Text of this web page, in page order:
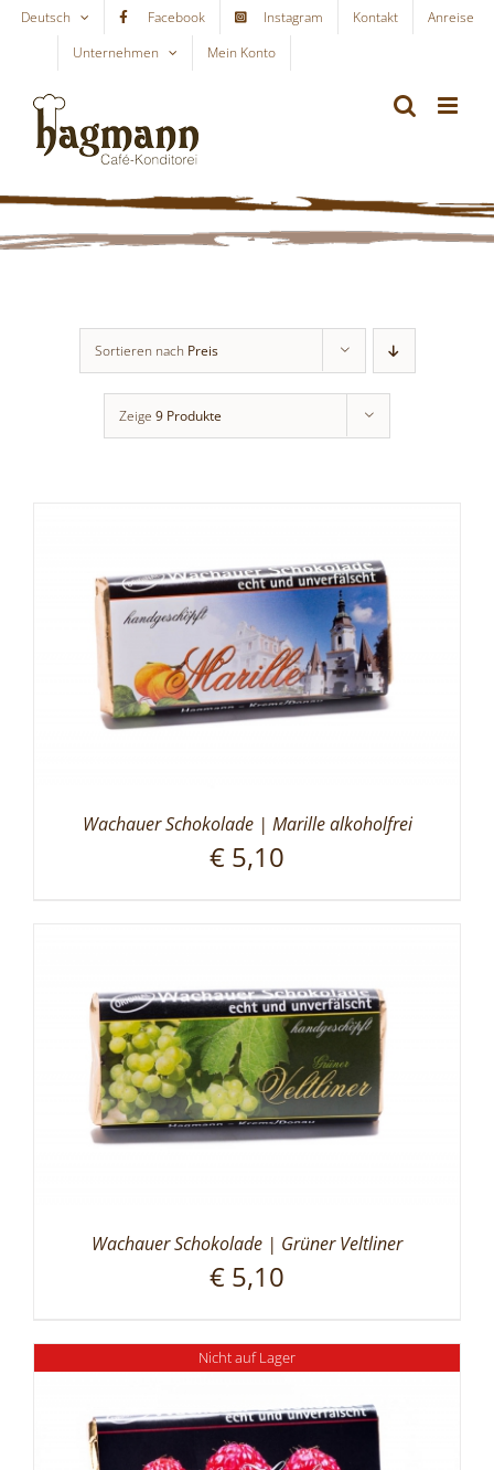
Skip
content
Deutsch Facebook Instagram Kontakt
Anreise
Unternehmen
Mein Konto
Sortieren nach Preis
Zeige 9 Produkte
Wachauer Schokolade | Marille alkoholfrei
€ 5,10
Wachauer Schokolade | Grüner Veltliner
€ 5,10
Nicht auf Lager